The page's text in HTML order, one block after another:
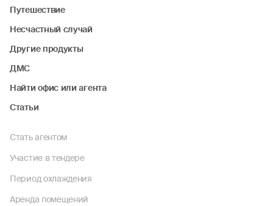
Путешествие
Несчастный случай
Другие продукты
ДМС
Найти офис или агента
Статьи
Стать агентом
Участие в тендере
Период охлаждения
Аренда помещений